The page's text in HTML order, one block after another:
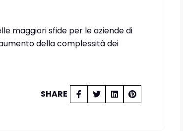
maggiori sfide per le aziende di
della complessità dei
SHARE